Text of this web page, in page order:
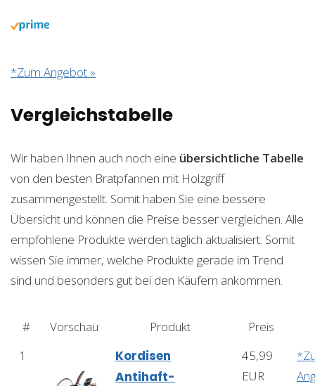
*Zum Angebot »
Vergleichstabelle
Wir haben Ihnen auch noch eine übersichtliche Tabelle
von den besten Bratpfannen mit Holzgriff
zusammengestellt. Somit haben Sie eine bessere
Übersicht und können die Preise besser vergleichen. Alle
empfohlene Produkte werden täglich aktualisiert. Somit
wissen Sie immer, welche Produkte gerade im Trend
sind und besonders gut bei den Käufern ankommen.
# Vorschau Produkt
Preis
1
Kordisen
Antihaft-
45,99
EUR